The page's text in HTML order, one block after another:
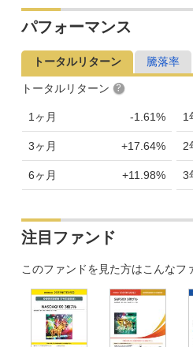
パフォーマンス
トータルリターン 騰落率
トータルリターン
1ヶ月 -1.61%
3ヶ月 +17.64%
6ヶ月 +11.98%
1
2
3
注目ファンド
このファンドを見た方はこんなフ